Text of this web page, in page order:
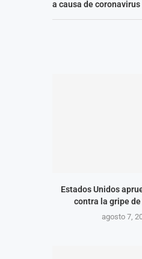
a causa de coronavirus
Estados Unidos
contra la gripe
agosto 7,